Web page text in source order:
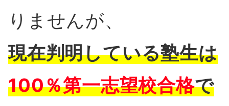
りませんが、
現在判明している塾生は
100％第一志望校合格で